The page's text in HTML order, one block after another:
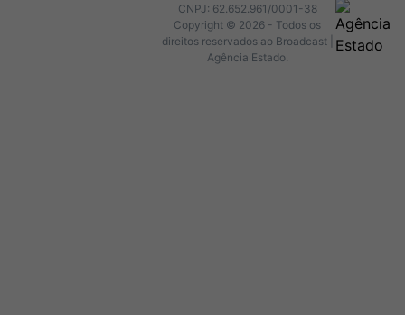
CNPJ: 62.652.961/0001-38
Copyright © 2026 - Todos os
direitos reservados ao Broadcast |
Agência Estado.